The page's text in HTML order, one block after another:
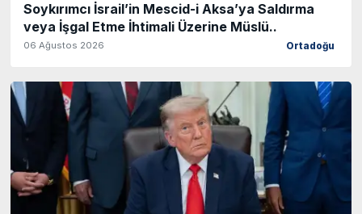
Soykırımcı İsrail’in Mescid-i Aksa’ya Saldırma
veya İşgal Etme İhtimali Üzerine Müslü..
06 Ağustos 2026 Ortadoğu